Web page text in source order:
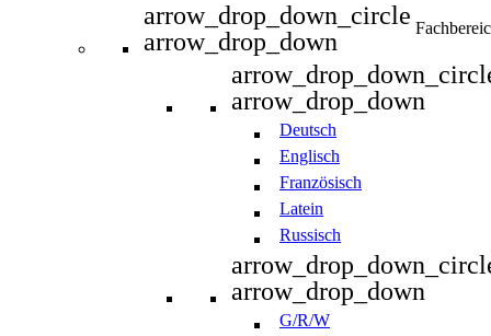
arrow_drop_down_circle
arrow_drop_down
arrow_drop_down
Deutsch
Englisch
Französisch
Latein
Russisch
arrow_drop_down
G/R/W